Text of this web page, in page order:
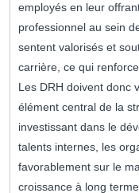
employés en leur
professionnel au sein
sentent valorisés et
carrière, ce qui
Les DRH doivent donc
élément central de la
investissant dans le
talents internes, les
favorablement sur le
croissance à long terme.